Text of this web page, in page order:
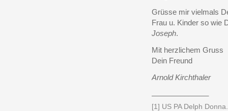
Grüsse mir vielmals
Frau u. Kinder so wie
Joseph.
Mit herzlichem Gruss
Dein Freund
Arnold Kirchthaler
[1] US PA Delph